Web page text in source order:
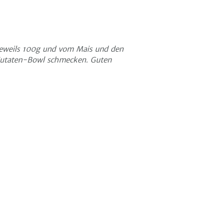
100g und vom Mais und den
Bowl schmecken. Guten